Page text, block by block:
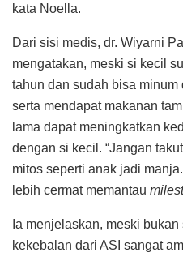
kata Noella.
Dari sisi medis, dr. Wiyarni
mengatakan, meski si kecil
tahun dan sudah bisa
serta mendapat makanan
lama dapat meningkatkan
dengan si kecil. “Jangan
mitos seperti anak jadi
lebih cermat memantau
Ia menjelaskan, meski
kekebalan dari ASI sangat